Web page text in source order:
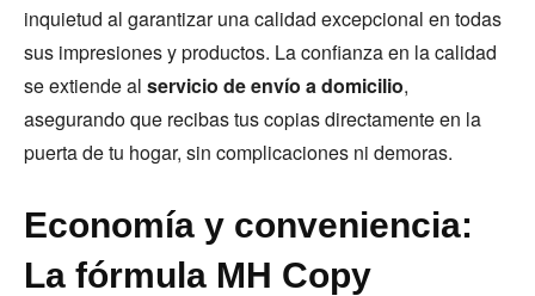
inquietud al garantizar una calidad excepcional en todas
sus impresiones y productos. La confianza en la calidad
se extiende al servicio de envío a domicilio,
asegurando que recibas tus copias directamente en la
puerta de tu hogar, sin complicaciones ni demoras.
Economía y conveniencia:
La fórmula MH Copy